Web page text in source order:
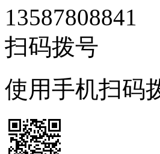
13587808841
扫码拨号
使用手机扫码